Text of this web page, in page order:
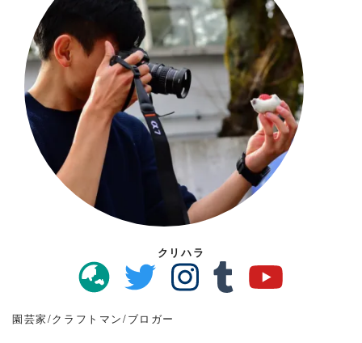
クリハラ
園芸家/クラフトマン/ブロガー